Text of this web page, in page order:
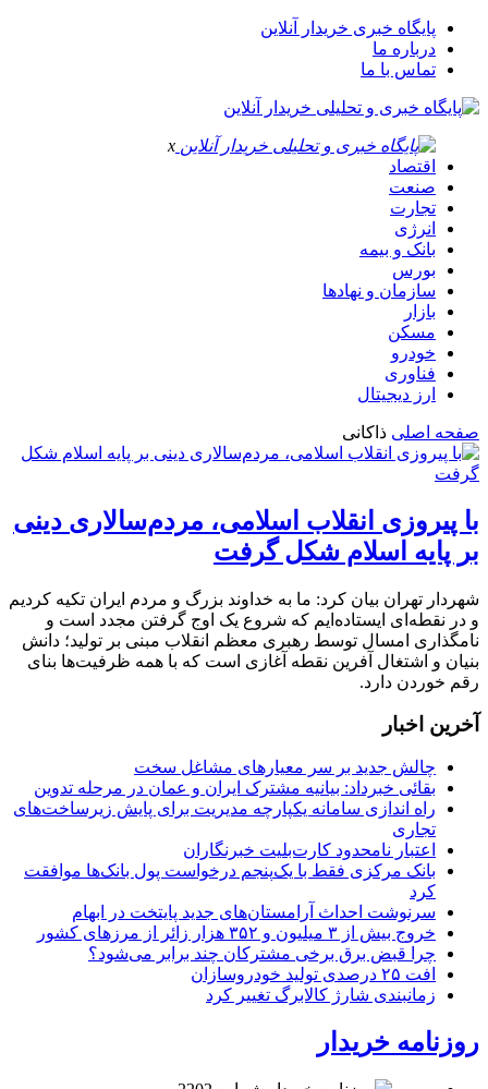
پایگاه خبری خریدار آنلاین
درباره ما
تماس با ما
x
اقتصاد
صنعت
تجارت
انرژی
بانک و بیمه
بورس
سازمان و نهادها
بازار
مسکن
خودرو
فناوری
ارز دیجیتال
صفحه اصلی ذاکانی
با پیروزی انقلاب اسلامی، مردم‌سالاری دینی
بر پایه اسلام شکل گرفت
شهردار تهران بیان کرد: ما به خداوند بزرگ و مردم ایران تکیه کردیم
و در نقطه‌ای ایستاده‌ایم که شروع یک اوج گرفتن مجدد است و
نامگذاری امسال توسط رهبری معظم انقلاب مبنی بر تولید؛ دانش
بنیان و اشتغال آفرین نقطه آغازی است که با همه ظرفیت‌ها بنای
رقم خوردن دارد.
آخرین اخبار
چالش جدید بر سر معیارهای مشاغل سخت
بقائی خبرداد: بیانیه مشترک ایران و عمان در مرحله تدوین
راه اندازی سامانه یکپارچه مدیریت برای پایش زیرساخت‌های
تجاری
اعتبار نامحدود کارت‌بلیت خبرنگاران
بانک مرکزی فقط با یک‌‎پنجم درخواست پول بانک‌ها موافقت
کرد
سرنوشت احداث آرامستان‌های جدید پایتخت در ابهام
خروج بیش از ۳ میلیون و ۳۵۲ هزار زائر از مرزهای کشور
چرا قبض برق برخی مشترکان چند برابر می‌شود؟
افت ۲۵ درصدی تولید خودروسازان
زمانبندی شارژ کالابرگ تغییر کرد
روزنامه خریدار